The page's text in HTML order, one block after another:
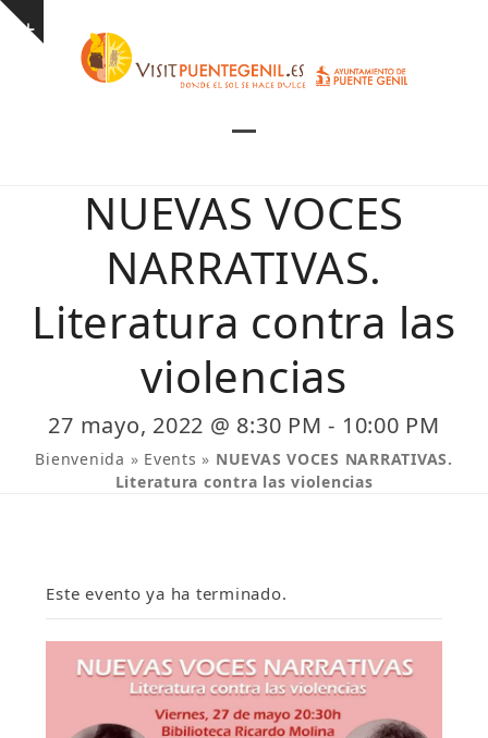
Skip
Show
mobile
menu
mobile
menu
NUEVAS VOCES
NARRATIVAS.
Literatura contra las
violencias
27 mayo, 2022 @ 8:30 PM - 10:00 PM
Bienvenida » Events » NUEVAS VOCES NARRATIVAS.
Literatura contra las violencias
Este evento ya ha terminado.